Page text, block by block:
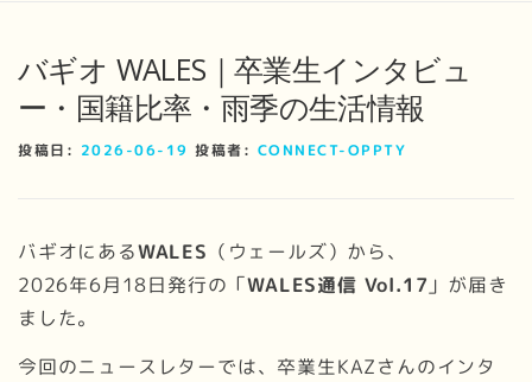
キ
プ
学校一覧 Q&A 私たちについて お知らせ
BLOG
バギオ WALES｜卒業生インタビュ
ー・国籍比率・雨季の生活情報
投稿日: 2026-06-19 投稿者: CONNECT-OPPTY
バギオにあるWALES （ウェールズ）から、
2026年6月18日発行の「WALES通信 Vol.17 」が届き
ました。
今回のニュースレターでは、卒業生KAZさんのインタ